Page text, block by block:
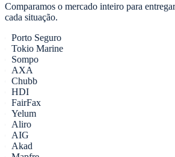
Comparamos o mercado inteiro para
cada situação.
Porto Seguro
Tokio Marine
Sompo
AXA
Chubb
HDI
FairFax
Yelum
Aliro
AIG
Akad